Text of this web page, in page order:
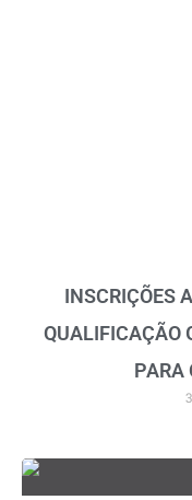
INSCRIÇÕES
QUALIFICAÇÃO
PARA